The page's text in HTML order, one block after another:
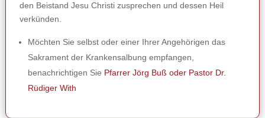
den Beistand Jesu Christi zusprechen und dessen Heil
verkünden.
Möchten Sie selbst oder einer Ihrer Angehörigen das
Sakrament der Krankensalbung empfangen,
benachrichtigen Sie Pfarrer Jörg Buß oder Pastor Dr.
Rüdiger With